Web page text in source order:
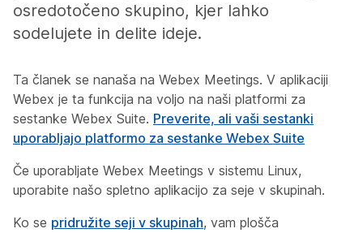
osredotočeno skupino, kjer lahko
sodelujete in delite ideje.
Ta članek se nanaša na Webex Meetings. V aplikaciji
Webex je ta funkcija na voljo na naši platformi za
sestanke Webex Suite. Preverite, ali vaši sestanki
uporabljajo platformo za sestanke Webex Suite
Če uporabljate Webex Meetings v sistemu Linux,
uporabite našo spletno aplikacijo za seje v skupinah.
Ko se pridružite seji v skupinah, vam plošča